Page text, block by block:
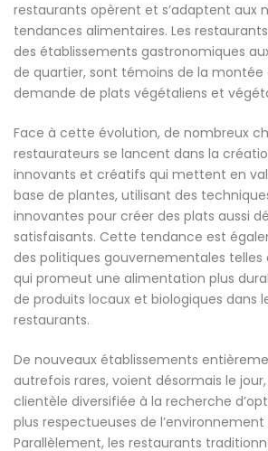
restaurants opèrent et s’adaptent aux
tendances alimentaires. Les
des établissements gastronomiques
de quartier, sont témoins de la montée
demande de plats végétaliens et
Face à cette évolution, de nombreux
restaurateurs se lancent dans la
innovants et créatifs qui mettent en
base de plantes, utilisant des
innovantes pour créer des plats aussi
satisfaisants. Cette tendance est
des politiques gouvernementales telles
qui promeut une alimentation plus
de produits locaux et biologiques dans
restaurants.
De nouveaux établissements
autrefois rares, voient désormais le
clientèle diversifiée à la recherche
plus respectueuses de
Parallèlement, les restaurants